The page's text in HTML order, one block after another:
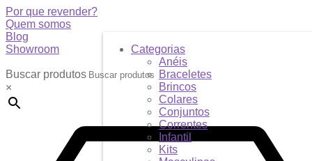
Por que revender?
Quem somos
Blog
Showroom
Buscar produtos
×
Categorias
Anéis
Braceletes
Brincos
Colares
Conjuntos
Correntes
Infantil
Kits